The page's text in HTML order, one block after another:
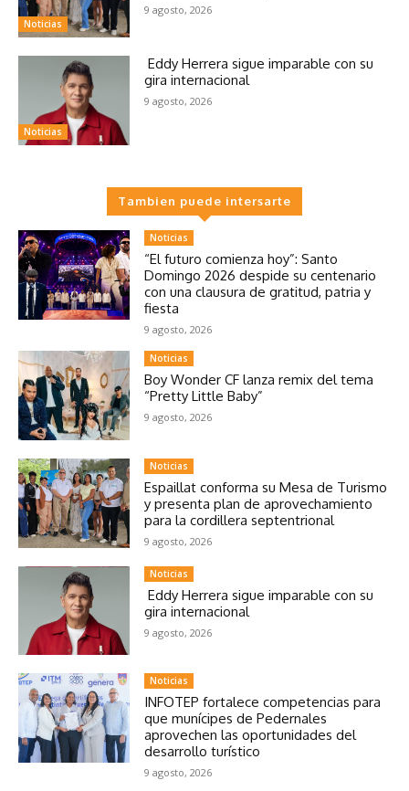
Noticias
9 agosto, 2026
Noticias
Eddy Herrera sigue imparable con su
gira internacional
9 agosto, 2026
Tambien puede intersarte
Noticias
“El futuro comienza hoy”: Santo
Domingo 2026 despide su centenario
con una clausura de gratitud, patria y
fiesta
9 agosto, 2026
Noticias
Boy Wonder CF lanza remix del tema
“Pretty Little Baby”
9 agosto, 2026
Noticias
Espaillat conforma su Mesa de Turismo
y presenta plan de aprovechamiento
para la cordillera septentrional
9 agosto, 2026
Noticias
Eddy Herrera sigue imparable con su
gira internacional
9 agosto, 2026
Noticias
INFOTEP fortalece competencias para
que munícipes de Pedernales
aprovechen las oportunidades del
desarrollo turístico
9 agosto, 2026